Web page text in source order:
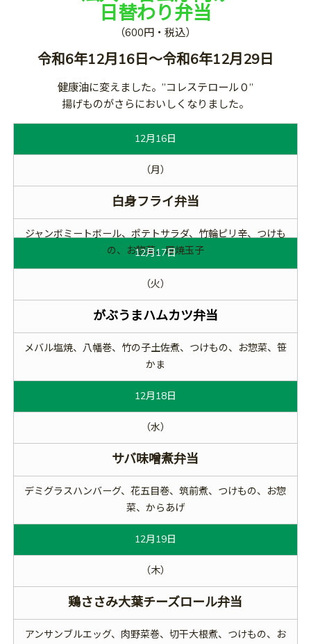
日替わり弁当
（600円・税込）
令和6年12月16日～令和6年12月29日
健康油に変えました。”コレステロール０”
揚げものがさらにおいしくなりました。
12月16日
（月）
白身フライ弁当
ジャンボミートボール、ポテトサラダ、竹輪ピリ辛、つけも
の、お惣菜、厚焼玉子
12月17日
（火）
がぶうまハムカツ弁当
メバル塩焼、八幡巻、竹の子土佐煮、つけもの、お惣菜、笹
かま
12月18日
（水）
サバ味噌煮弁当
デミグラスハンバーグ、花五目巻、筑前煮、つけもの、お惣
菜、からあげ
12月19日
（木）
鶏ささみ大葉チーズロール弁当
アンサンブルエッグ、肉野菜巻、切干大根煮、つけもの、お